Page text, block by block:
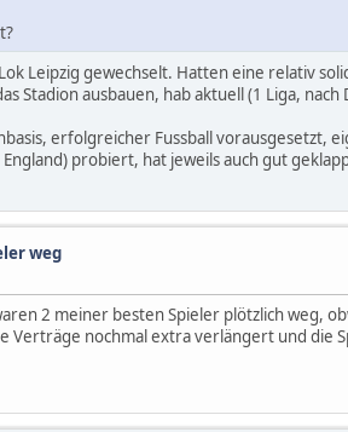
Leipzig gewechselt. Hatten eine relativ
Stadion ausbauen, hab aktuell (1 Liga,
erfolgreicher Fussball vorausgesetzt,
probiert, hat jeweils auch gut
weg
2 meiner besten Spieler plötzlich weg,
Verträge nochmal extra verlängert und die